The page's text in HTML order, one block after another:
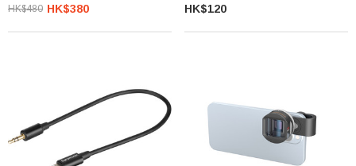
HK$480 HK$380
For Mono/Stereo Audio To Android
HK$120